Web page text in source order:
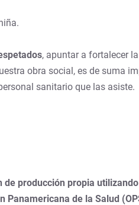
, apuntar a fortalecer
obra social, es de suma
sanitario que las asiste.
de producción propia
de la Salud